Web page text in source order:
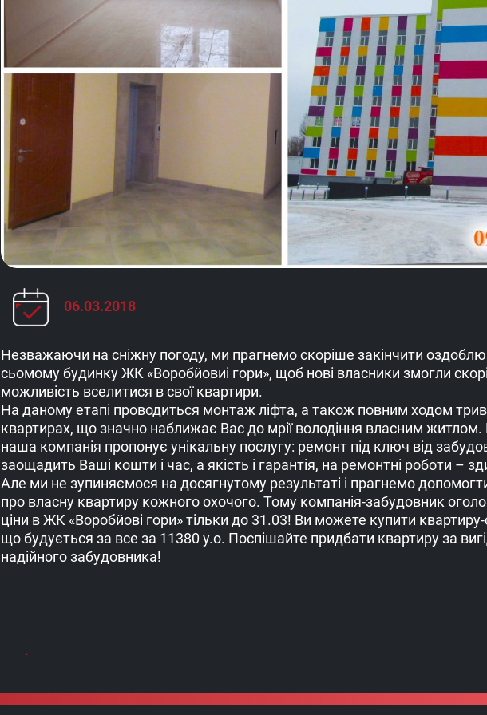
06.03.2018
Незважаючи на сніжну погоду, ми прагнемо скоріше закінчити
сьомому будинку ЖК «Воробйовиі гори», щоб нові власники змогли
можливість вселитися в свої квартири.
На даному етапі проводиться монтаж ліфта, а також повним ходом
квартирах, що значно наближає Вас до мрії володіння власним
наша компанія пропонує унікальну послугу: ремонт під ключ від
заощадить Ваші кошти і час, а якість і гарантія, на ремонтні роботи –
Але ми не зупиняємося на досягнутому результаті і прагнемо
про власну квартиру кожного охочого. Тому компанія-забудовник
ціни в ЖК «Воробйові гори» тільки до 31.03! Ви можете купити
що будується за все за 11380 у.о. Поспішайте придбати квартиру за
надійного забудовника!
.